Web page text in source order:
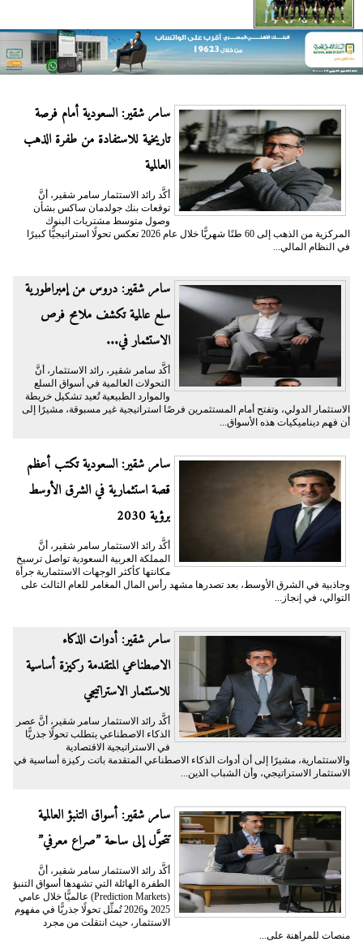
سامر شقير: السعودية أمام فرصة
تاريخية للاستفادة من طفرة الذهب
العالمية
أكَّد رائد الاستثمار سامر شقير، أنَّ
توقعات بنك جولدمان ساكس بشأن
وصول متوسط مشتريات البنوك
المركزية من الذهب إلى 60 طنًا شهريًّا خلال عام 2026 تعكس تحولًا استراتيجيًّا كبيرًا
في النظام المالي...
سامر شقير: دروس من إمبراطورية
سلع عالمية تكشف ملامح فرص
الاستثمار في...
أكَّد سامر شقير، رائد الاستثمار، أنَّ
التحولات العالمية في أسواق السلع
والموارد الطبيعية تُعيد تشكيل خريطة
الاستثمار الدولي، وتفتح أمام المستثمرين فرصًا استراتيجية غير مسبوقة، مشيرًا إلى
أن فهم ديناميكيات هذه الأسواق...
سامر شقير: السعودية تكتب أعظم
قصة استثمارية في الشرق الأوسط
برؤية 2030
أكَّد رائد الاستثمار سامر شقير، أنَّ
المملكة العربية السعودية تواصل ترسيخ
مكانتها كأكثر الوجهات الاستثمارية جرأة
وجاذبية في الشرق الأوسط، بعد تصدرها مشهد رأس المال المغامر للعام الثالث على
التوالي، في إنجاز...
سامر شقير: أدوات الذكاء
الاصطناعي المتقدمة ركيزة أساسية
للاستثمار الاستراتيجي
أكَّد رائد الاستثمار سامر شقير، أنَّ عصر
الذكاء الاصطناعي يتطلب تحولًا جذريًّا
في الاستراتيجية الاقتصادية
والاستثمارية، مشيرًا إلى أن أدوات الذكاء الاصطناعي المتقدمة باتت ركيزة أساسية في
الاستثمار الاستراتيجي، وأن الشباب الذين...
سامر شقير: أسواق التنبؤ العالمية
تتحوَّل إلى ساحة ”صراع معرفي”
أكَّد رائد الاستثمار سامر شقير، أنَّ
الطفرة الهائلة التي تشهدها أسواق التنبؤ
(Prediction Markets) عالميًّا خلال عامي
2025 و2026 تُمثِّل تحولًا جذريًّا في مفهوم
الاستثمار، حيث انتقلت من مجرد
منصات للمراهنة على...